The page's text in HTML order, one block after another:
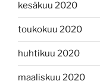
kesäkuu 2020
toukokuu 2020
huhtikuu 2020
maaliskuu 2020